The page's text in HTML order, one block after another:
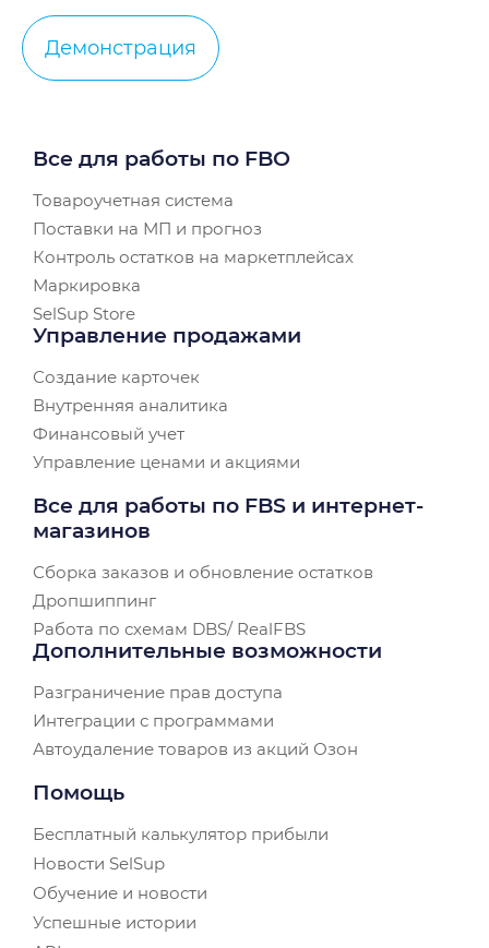
Демонстрация
Все для работы по FBO
Товароучетная система
Поставки на МП и прогноз
Контроль остатков на маркетплейсах
Маркировка
SelSup Store
Управление продажами
Создание карточек
Внутренняя аналитика
Финансовый учет
Управление ценами и акциями
Все для работы по FBS и интернет-
магазинов
Сборка заказов и обновление остатков
Дропшиппинг
Работа по схемам DBS/ RealFBS
Дополнительные возможности
Разграничение прав доступа
Интеграции с программами
Автоудаление товаров из акций Озон
Помощь
Бесплатный калькулятор прибыли
Новости SelSup
Обучение и новости
Успешные истории